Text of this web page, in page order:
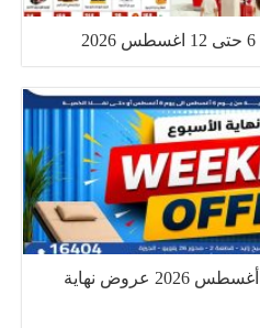
عروض هايبروان اليوم 6 – 8 أغسطس 2026 عروض نهاية